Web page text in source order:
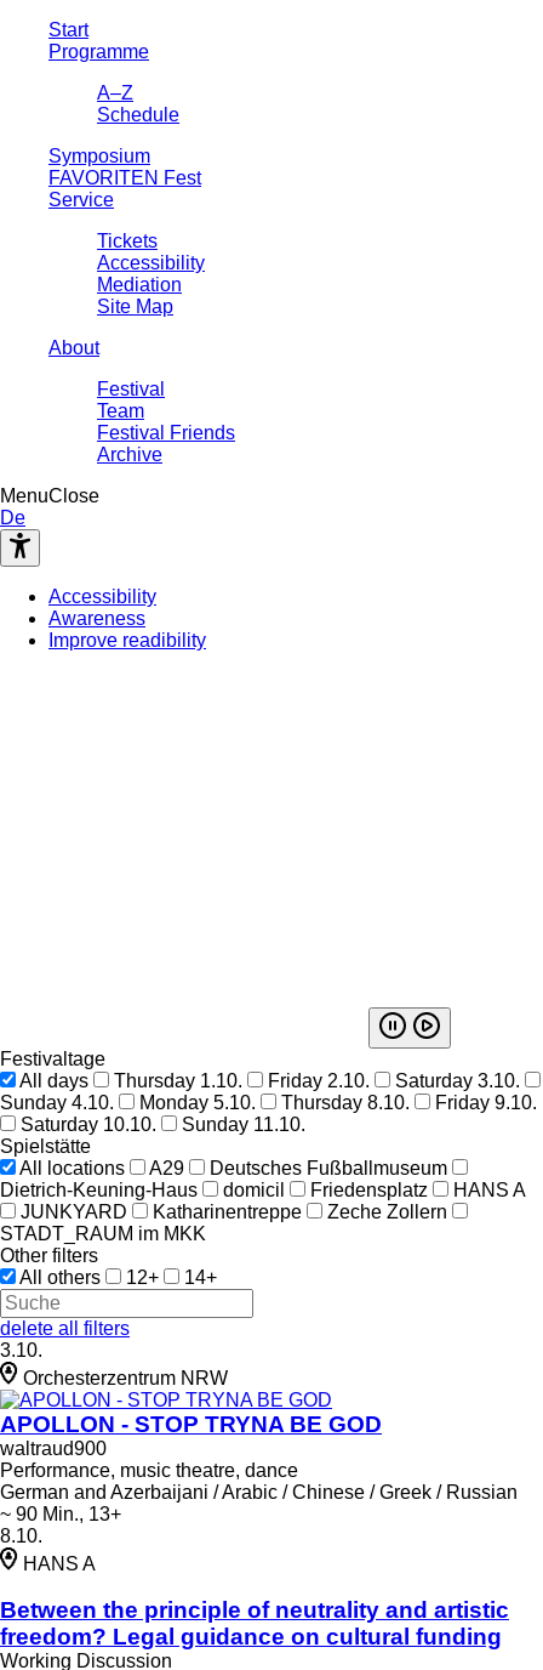
Start
Programme
A–Z
Schedule
Symposium
FAVORITEN Fest
Service
Tickets
Accessibility
Mediation
Site Map
About
Festival
Team
Festival Friends
Archive
MenuClose
De
Accessibility
Awareness
Improve readibility
Festivaltage
All days
Thursday 1.10. Friday 2.10.
Saturday 3.10.
Sunday 4.10.
Monday 5.10. Thursday 8.10.
Friday 9.10.
Saturday 10.10.
Sunday 11.10.
Spielstätte
All locations
A29
Deutsches Fußballmuseum
Dietrich-Keuning-Haus
domicil Friedensplatz
HANS A
JUNKYARD
Katharinentreppe
Zeche Zollern
STADT_RAUM im MKK
Other filters
All others
12+ 14+
delete all filters
3.10.
Orchesterzentrum NRW
APOLLON - STOP TRYNA BE GOD
waltraud900
Performance, music theatre, dance
German and Azerbaijani / Arabic / Chinese / Greek / Russian
~ 90 Min., 13+
8.10.
HANS A
Between the principle of neutrality and artistic
freedom? Legal guidance on cultural funding
Working Discussion